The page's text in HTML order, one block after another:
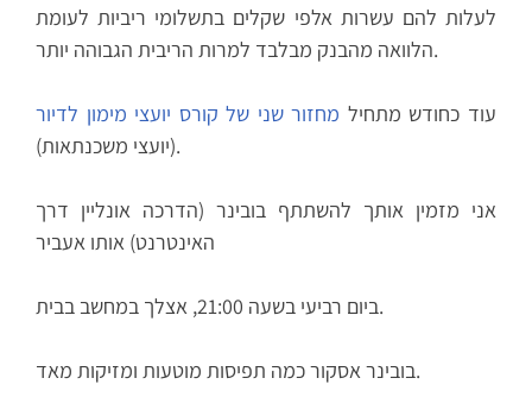
לעלות להם עשרות אלפי שקלים בתשלומי ריביות לעומת
הלוואה מהבנק מבלבד למרות הריבית הגבוהה יותר .
עוד כחודש מתחיל מחזור שני של קורס יועצי מימון לדיור
(יועצי משכנתאות).
אני מזמין אותך להשתתף בובינר (הדרכה אונליין דרך
האינטרנט) אותו אעביר
ביום רביעי בשעה 21:00, אצלך במחשב בבית.
בובינר אסקור כמה תפיסות מוטעות ומזיקות מאד.